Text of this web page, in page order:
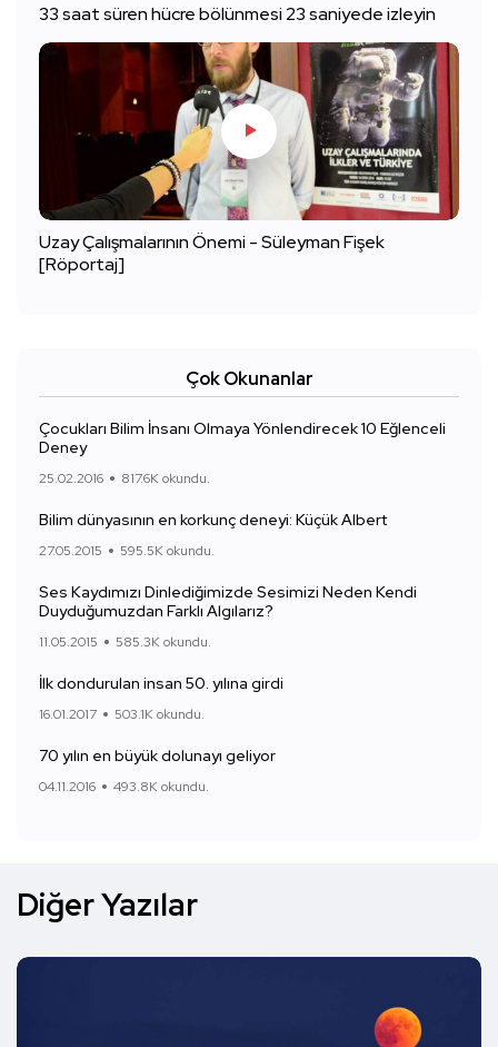
33 saat süren hücre bölünmesi 23 saniyede izleyin
Uzay Çalışmalarının Önemi - Süleyman Fişek
[Röportaj]
Çok Okunanlar
Çocukları Bilim İnsanı Olmaya Yönlendirecek 10 Eğlenceli
Deney
25.02.2016 817.6K okundu.
Bilim dünyasının en korkunç deneyi: Küçük Albert
27.05.2015 595.5K okundu.
Ses Kaydımızı Dinlediğimizde Sesimizi Neden Kendi
Duyduğumuzdan Farklı Algılarız?
11.05.2015 585.3K okundu.
İlk dondurulan insan 50. yılına girdi
16.01.2017 503.1K okundu.
70 yılın en büyük dolunayı geliyor
04.11.2016 493.8K okundu.
Diğer Yazılar